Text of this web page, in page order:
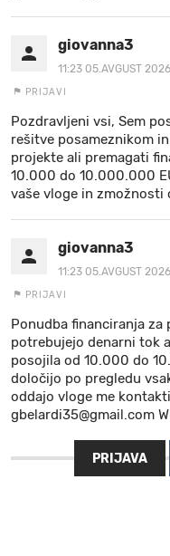
giovanna3
11:23 05.AVGUST
PRIJAVI
Pozdravljeni vsi, Sem
rešitve posameznikom
projekte ali premagati
10.000 do 10.000.000
vaše vloge in zmožnosti
giovanna3
11:23 05.AVGUST
PRIJAVI
Ponudba financiranja za
potrebujejo denarni tok
posojila od 10.000 do
določijo po pregledu
oddajo vloge me
gbelardi35@gmail.com
PRIJAVA